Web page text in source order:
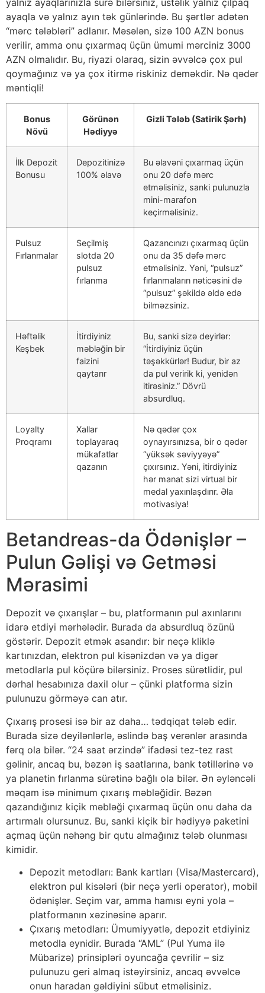
ayaqla və yalnız ayın tək günlərində. Bu şərtlər adətən
“mərc tələbləri” adlanır. Məsələn, sizə 100 AZN bonus
verilir, amma onu çıxarmaq üçün ümumi mərciniz 3000
AZN olmalıdır. Bu, riyazi olaraq, sizin əvvəlcə çox pul
qoymağınız və ya çox itirmə riskiniz deməkdir. Nə qədər
məntiqli!
Bonus
Növü
Görünən
Hədiyyə
Gizli Tələb (Satirik Şərh)
İlk Depozit
Bonusu
Depozitinizə
100% əlavə
Bu əlavəni çıxarmaq üçün
onu 20 dəfə mərc
etməlisiniz, sanki pulunuzla
mini-marafon
keçirməlisiniz.
Pulsuz
Fırlanmalar
Seçilmiş
slotda 20
pulsuz
fırlanma
Qazancınızı çıxarmaq üçün
onu da 35 dəfə mərc
etməlisiniz. Yəni, “pulsuz”
fırlanmaların nəticəsini də
“pulsuz” şəkildə əldə edə
bilməzsiniz.
Həftəlik
Keşbek
İtirdiyiniz
məbləğin bir
faizini
qaytarır
Bu, sanki sizə deyirlər:
“İtirdiyiniz üçün
təşəkkürlər! Budur, bir az
da pul veririk ki, yenidən
itirəsiniz.” Dövrü
absurdluq.
Loyalty
Proqramı
Xallar
toplayaraq
mükafatlar
qazanın
Nə qədər çox
oynayırsınızsa, bir o qədər
“yüksək səviyyəyə”
çıxırsınız. Yəni, itirdiyiniz
hər manat sizi virtual bir
medal yaxınlaşdırır. Əla
motivasiya!
Betandreas-da Ödənişlər –
Pulun Gəlişi və Getməsi
Mərasimi
Depozit və çıxarışlar – bu, platformanın pul axınlarını
idarə etdiyi mərhələdir. Burada da absurdluq özünü
göstərir. Depozit etmək asandır: bir neçə kliklə
kartınızdan, elektron pul kisənizdən və ya digər
metodlarla pul köçürə bilərsiniz. Proses sürətlidir, pul
dərhal hesabınıza daxil olur – çünki platforma sizin
pulunuzu görməyə can atır.
Çıxarış prosesi isə bir az daha… tədqiqat tələb edir.
Burada sizə deyilənlərlə, əslində baş verənlər arasında
fərq ola bilər. “24 saat ərzində” ifadəsi tez-tez rast
gəlinir, ancaq bu, bəzən iş saatlarına, bank tətillərinə və
ya planetin fırlanma sürətinə bağlı ola bilər. Ən əyləncəli
məqam isə minimum çıxarış məbləğidir. Bəzən
qazandığınız kiçik məbləği çıxarmaq üçün onu daha da
artırmalı olursunuz. Bu, sanki kiçik bir hədiyyə paketini
açmaq üçün nəhəng bir qutu almağınız tələb olunması
kimidir.
Depozit metodları: Bank kartları (Visa/Mastercard),
elektron pul kisələri (bir neçə yerli operator), mobil
ödənişlər. Seçim var, amma hamısı eyni yola –
platformanın xəzinəsinə aparır.
Çıxarış metodları: Ümumiyyətlə, depozit etdiyiniz
metodla eynidir. Burada “AML” (Pul Yuma ilə
Mübarizə) prinsipləri oyuncağa çevrilir – siz
pulunuzu geri almaq istəyirsiniz, ancaq əvvəlcə
onun haradan gəldiyini sübut etməlisiniz.